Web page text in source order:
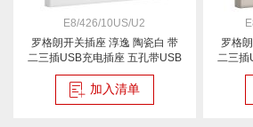
E8/426/10US/U2
罗格朗开关插座 淳逸 陶瓷白 带
二三插USB充电插座 五孔带USB
插座
加入清单
罗格
二三插